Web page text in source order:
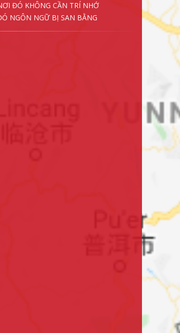
ĐÓ KHÔNG CẦN TRÍ NHỚ
NGÔN NGỮ BỊ SAN BẰNG